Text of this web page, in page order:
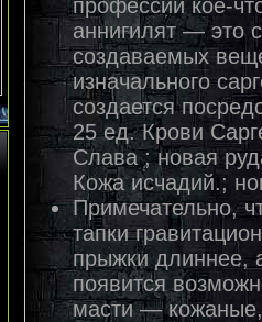
профессий кое-
аннигилят — это
создаваемых
изначального
создается
25 ед. Крови
Слава ; новая
Кожа исчадий.;
Примечательно,
тапки
прыжки длиннее,
появится
масти —